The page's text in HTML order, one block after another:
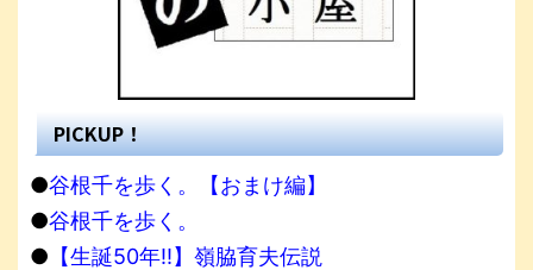
PICKUP！
●谷根千を歩く。【おまけ編】
●谷根千を歩く。
● 【生誕50年!!】嶺脇育夫伝説